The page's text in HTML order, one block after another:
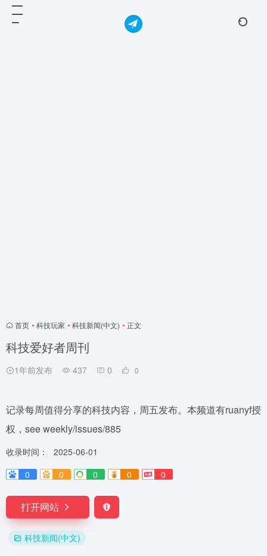
首页 • 科技玩家 • 科技新闻(中文) • 正文
科技爱好者周刊
1年前发布 437 0 0
记录每周值得分享的科技内容，周五发布。本频道有ruanyf授
权，see weekly/issues/885
收录时间：
2025-06-01
0
0 0 0 0
打开网站
科技新闻(中文)